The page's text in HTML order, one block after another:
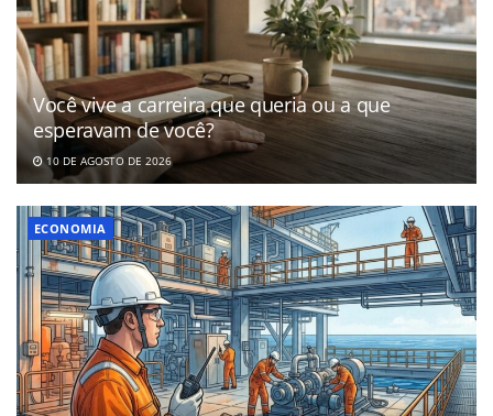
Você vive a carreira que queria ou a que
esperavam de você?
10 DE AGOSTO DE 2026
ECONOMIA